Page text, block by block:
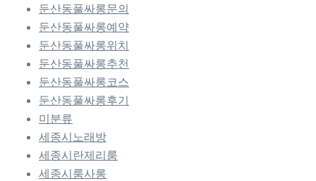
둔산동풀싸롱문의
둔산동풀싸롱예약
둔산동풀싸롱위치
둔산동풀싸롱추천
둔산동풀싸롱코스
둔산동풀싸롱후기
미분류
세종시노래방
세종시란제리룸
세종시룸사롱